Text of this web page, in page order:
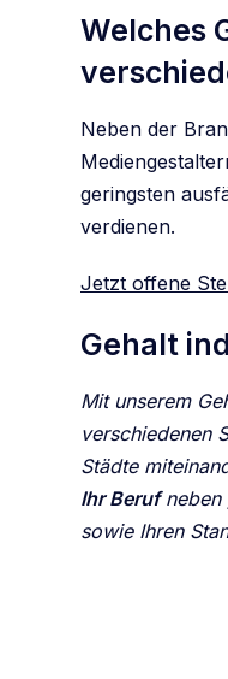
Welches
Neben der
geringsten
verdienen.
Jetzt offene
Gehalt
Mit unserem
verschiedenen
Städte
Ihr Berufneben
sowie Ihren